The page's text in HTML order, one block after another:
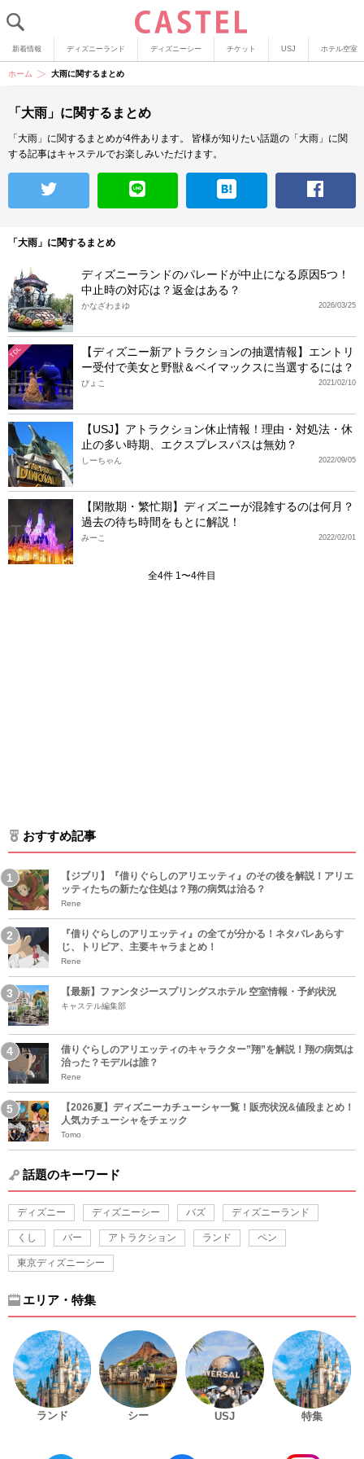
新着情報 ディズニーランド ディズニーシー チケット USJ ホテル空室
ホーム 大雨に関するまとめ
「大雨」に関するまとめ
「大雨」に関するまとめが4件あります。
皆様が知りたい話題の「大雨」に関
する記事はキャステルでお楽しみいただけます。
「大雨」に関するまとめ
ディズニーランドのパレードが中止になる原因5つ！
中止時の対応は？返金はある？
2026/03/25
かなざわまゆ
TDL
【ディズニー新アトラクションの抽選情報】エントリ
ー受付で美女と野獣＆ベイマックスに当選するには？
2021/02/10
ぴょこ
【USJ】アトラクション休止情報！理由・対処法・休
止の多い時期、エクスプレスパスは無効？
2022/09/05
しーちゃん
【閑散期・繁忙期】ディズニーが混雑するのは何月？
過去の待ち時間をもとに解説！
2022/02/01
みーこ
全4件 1〜4件目
おすすめ記事
【ジブリ】『借りぐらしのアリエッティ』のその後を解説！アリエ
ッティたちの新たな住処は？翔の病気は治る？
Rene
『借りぐらしのアリエッティ』の全てが分かる！ネタバレあらす
じ、トリビア、主要キャラまとめ！
Rene
【最新】ファンタジースプリングスホテル 空室情報・予約状況
キャステル編集部
借りぐらしのアリエッティのキャラクター”翔”を解説！翔の病気は
治った？モデルは誰？
Rene
【2026夏】ディズニーカチューシャ一覧！販売状況&値段まとめ！
人気カチューシャをチェック
Tomo
話題のキーワード
ディズニー ディズニーシー バズ ディズニーランド
くし バー アトラクション ランド ペン
東京ディズニーシー
エリア・特集
ランド シー USJ 特集